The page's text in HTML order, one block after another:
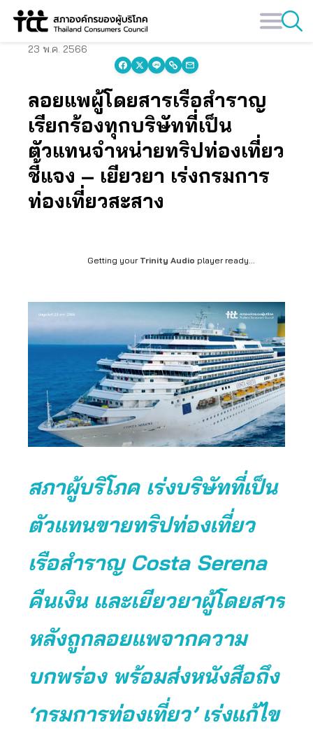
Skip
23 พ.ค. 2566
ลอยแพผู้โดยสารเรือสำราญ
เรียกร้องทุกบริษัทที่เป็น
ตัวแทนจำหน่ายทริปท่องเที่ยว
ชี้แจง – เยียวยา เร่งกรมการ
ท่องเที่ยวสะสาง
Getting your Trinity Audio player ready...
สภาผู้บริโภค เร่งบริษัทที่เป็น
ตัวแทนขายทริปท่องเที่ยว
เรือสำราญ Costa Serena
คืนเงิน และเยียวยาผู้โดยสาร
หลังถูกลอยแพจากความ
บกพร่อง พร้อมส่งหนังสือถึง
‘กรมการท่องเที่ยว’ เร่งแก้ไข